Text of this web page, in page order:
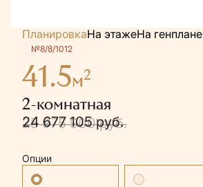
ПланировкаНа этажеНа генплане
№8/8/1012
41.5м2
2-комнатная
25 975 900 руб.
24 677 105 руб.
Опции